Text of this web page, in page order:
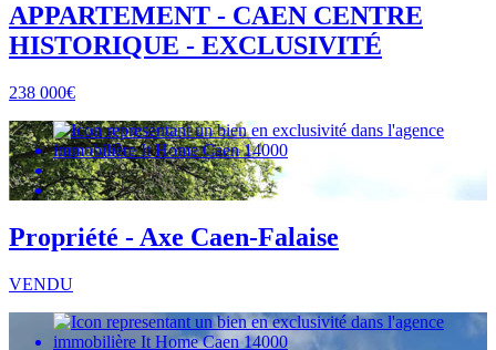
APPARTEMENT - CAEN CENTRE
HISTORIQUE - EXCLUSIVITÉ
238 000€
Propriété - Axe Caen-Falaise
VENDU